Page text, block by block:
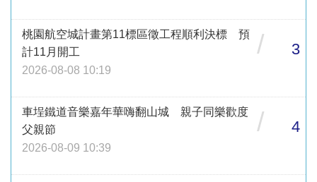
桃園航空城計畫第11標區徵工程順利決標 預
計11月開工
2026-08-08 10:19
/ 3
車埕鐵道音樂嘉年華嗨翻山城 親子同樂歡度
父親節
2026-08-09 10:39
/ 4